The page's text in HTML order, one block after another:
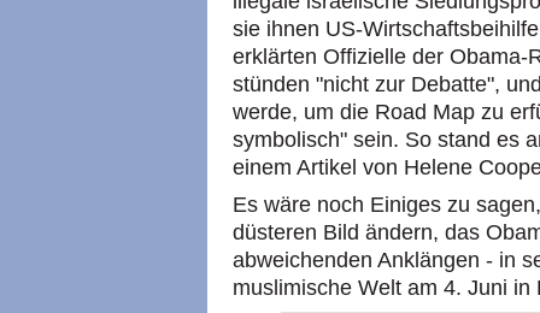
sie ihnen US-
erklärten Offizielle der Obama-
stünden "nicht zur Debatte",
werde, um die Road Map zu
symbolisch" sein. So stand es
einem Artikel von Helene
Es wäre noch Einiges zu
düsteren Bild ändern, das
abweichenden Anklängen - in
muslimische Welt am 4. Juni in